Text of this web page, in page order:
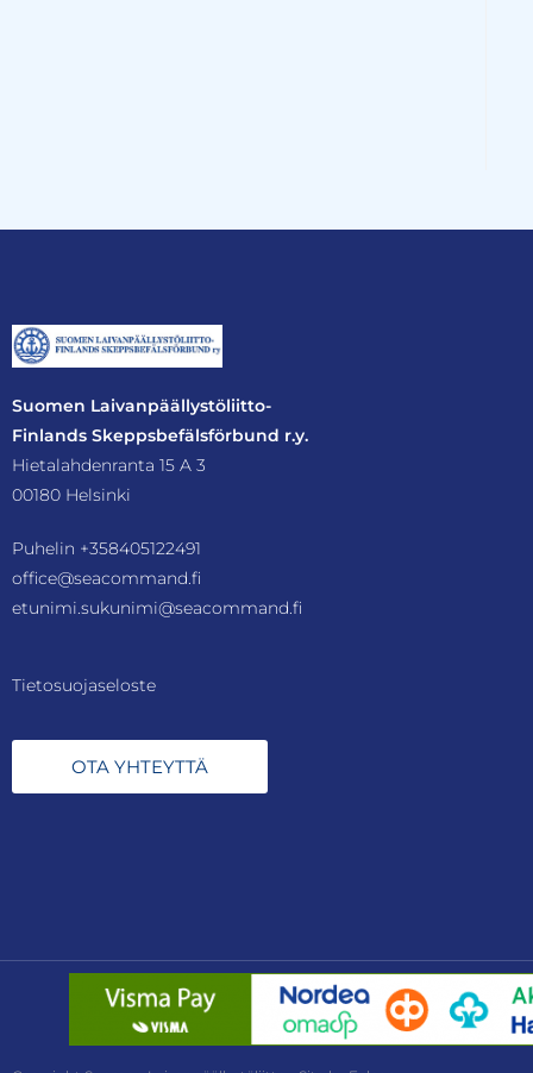
Suomen Laivanpäällystöliitto-
Finlands Skeppsbefälsförbund r.y.
Hietalahdenranta 15 A 3
00180 Helsinki
Puhelin +358405122491
office@seacommand.fi
etunimi.sukunimi@seacommand.fi
Tietosuojaseloste
OTA YHTEYTTÄ